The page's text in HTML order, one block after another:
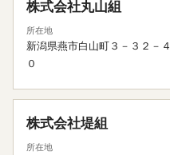
株式会社丸山組
所在地
新潟県燕市白山町３－３２－４
０
株式会社堤組
所在地